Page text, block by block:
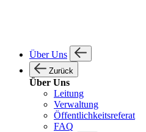
Über Uns
Zurück
Über Uns
Leitung
Verwaltung
Öffentlichkeitsreferat
FAQ